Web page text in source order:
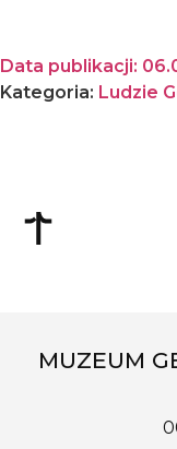
Data publikacji:
Kategoria: Ludzie
MUZEUM